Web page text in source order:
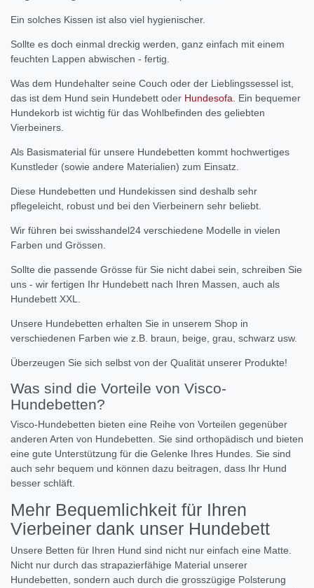
Ein solches Kissen ist also viel hygienischer.
Sollte es doch einmal dreckig werden, ganz einfach mit einem
feuchten Lappen abwischen - fertig.
Was dem Hundehalter seine Couch oder der Lieblingssessel ist,
das ist dem Hund sein Hundebett oder Hundesofa . Ein bequemer
Hundekorb ist wichtig für das Wohlbefinden des geliebten
Vierbeiners.
Als Basismaterial für unsere Hundebetten kommt hochwertiges
Kunstleder (sowie andere Materialien) zum Einsatz.
Diese Hundebetten und Hundekissen sind deshalb sehr
pflegeleicht, robust und bei den Vierbeinern sehr beliebt.
Wir führen bei swisshandel24 verschiedene Modelle in vielen
Farben und Grössen.
Sollte die passende Grösse für Sie nicht dabei sein, schreiben Sie
uns - wir fertigen Ihr Hundebett nach Ihren Massen, auch als
Hundebett XXL.
Unsere Hundebetten erhalten Sie in unserem Shop in
verschiedenen Farben wie z.B. braun, beige, grau, schwarz usw.
Überzeugen Sie sich selbst von der Qualität unserer Produkte!
Was sind die Vorteile von Visco-
Hundebetten?
Visco-Hundebetten bieten eine Reihe von Vorteilen gegenüber
anderen Arten von Hundebetten. Sie sind orthopädisch und bieten
eine gute Unterstützung für die Gelenke Ihres Hundes. Sie sind
auch sehr bequem und können dazu beitragen, dass Ihr Hund
besser schläft.
Mehr Bequemlichkeit für Ihren
Vierbeiner dank unser Hundebett
Unsere Betten für Ihren Hund sind nicht nur einfach eine Matte.
Nicht nur durch das strapazierfähige Material unserer
Hundebetten, sondern auch durch die grosszügige Polsterung